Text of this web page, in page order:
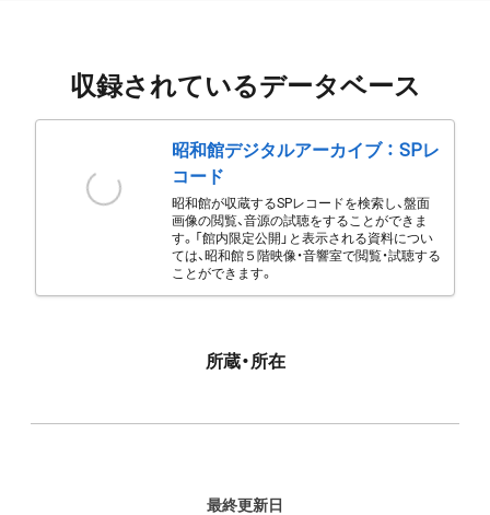
収録されているデータベース
昭和館デジタルアーカイブ ： SPレ
コード
昭和館が収蔵するSPレコードを検索し、盤面
画像の閲覧、音源の試聴をすることができま
す。「館内限定公開」と表示される資料につい
ては、昭和館５階映像・音響室で閲覧・試聴する
ことができます。
所蔵・所在
最終更新日